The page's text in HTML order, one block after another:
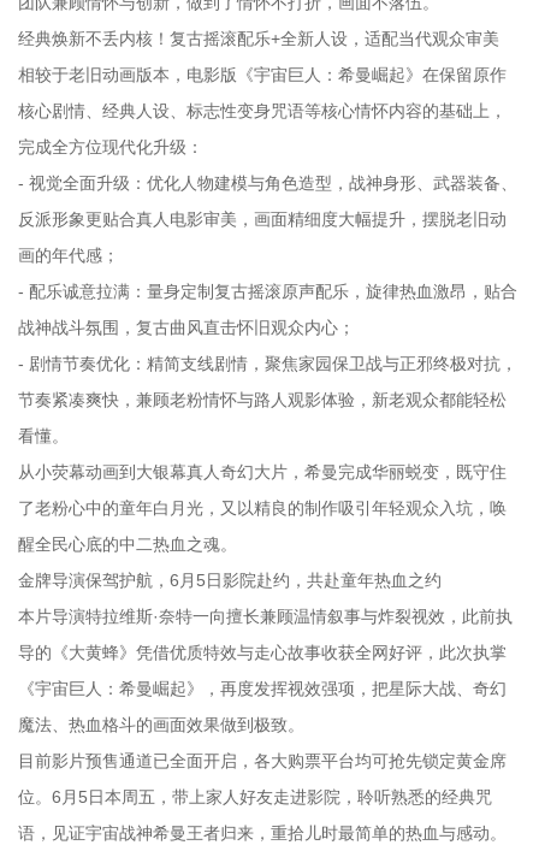
经典焕新不丢内核！复古摇滚配乐+全新人设，适配当代观众审美
相较于老旧动画版本，电影版《宇宙巨人：希曼崛起》在保留原作
核心剧情、经典人设、标志性变身咒语等核心情怀内容的基础上，
完成全方位现代化升级：
- 视觉全面升级：优化人物建模与角色造型，战神身形、武器装备、
反派形象更贴合真人电影审美，画面精细度大幅提升，摆脱老旧动
画的年代感；
- 配乐诚意拉满：量身定制复古摇滚原声配乐，旋律热血激昂，贴合
战神战斗氛围，复古曲风直击怀旧观众内心；
- 剧情节奏优化：精简支线剧情，聚焦家园保卫战与正邪终极对抗，
节奏紧凑爽快，兼顾老粉情怀与路人观影体验，新老观众都能轻松
看懂。
从小荧幕动画到大银幕真人奇幻大片，希曼完成华丽蜕变，既守住
了老粉心中的童年白月光，又以精良的制作吸引年轻观众入坑，唤
醒全民心底的中二热血之魂。
金牌导演保驾护航，6月5日影院赴约，共赴童年热血之约
本片导演特拉维斯·奈特一向擅长兼顾温情叙事与炸裂视效，此前执
导的《大黄蜂》凭借优质特效与走心故事收获全网好评，此次执掌
《宇宙巨人：希曼崛起》，再度发挥视效强项，把星际大战、奇幻
魔法、热血格斗的画面效果做到极致。
目前影片预售通道已全面开启，各大购票平台均可抢先锁定黄金席
位。6月5日本周五，带上家人好友走进影院，聆听熟悉的经典咒
语，见证宇宙战神希曼王者归来，重拾儿时最简单的热血与感动。